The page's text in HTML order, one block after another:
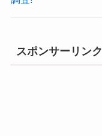
スポンサーリンク